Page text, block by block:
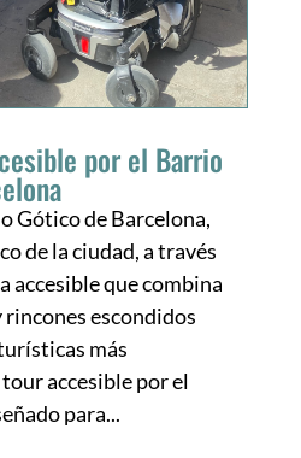
por el Barrio
Gótico de Barcelona,
de la ciudad, a través
accesible que combina
escondidos
más
accesible por el
para...